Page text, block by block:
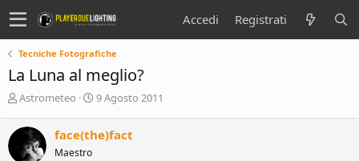
Accedi Registrati
Tecniche Fotografiche
La Luna al meglio?
C
e
Astrometeo
D
a
9 Agosto 2011
face(the)fact
Maestro